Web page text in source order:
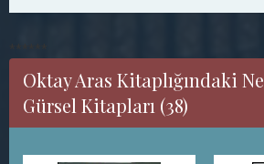
Oktay Aras Kitaplığındaki
Gürsel Kitapları (38)